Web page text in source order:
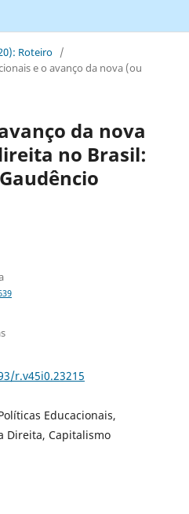
Roteiro /
e o avanço da nova (ou
da nova
no Brasil:
r.v45i0.23215
Educacionais,
Direita, Capitalismo